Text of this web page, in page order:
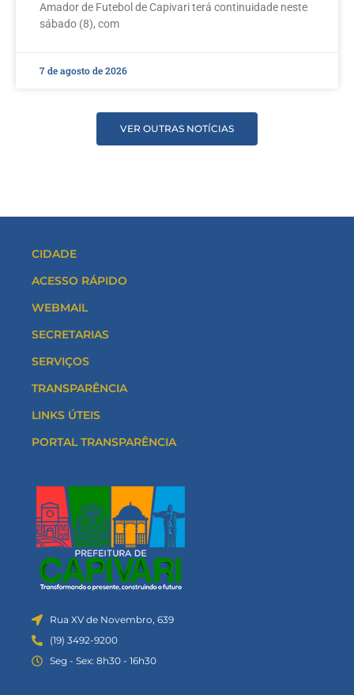
Amador de Futebol de Capivari terá continuidade neste
sábado (8), com
7 de agosto de 2026
VER OUTRAS NOTÍCIAS
CIDADE
ACESSO RÁPIDO
WEBMAIL
SECRETARIAS
SERVIÇOS
TRANSPARÊNCIA
LINKS ÚTEIS
PORTAL TRANSPARÊNCIA
Rua XV de Novembro, 639
(19) 3492-9200
Seg - Sex: 8h30 - 16h30